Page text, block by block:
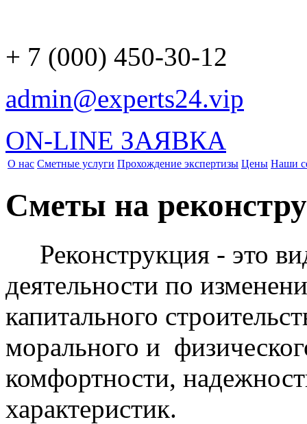
+ 7 (000) 450-30-12
admin@experts24.vip
ON-LINE ЗАЯВКА
О нас Сметные услуги Прохождение экспертизы Цены Наши
Сметы на
Реконструкция - это
деятельности по
капитального
морального и
комфортности,
характеристик.